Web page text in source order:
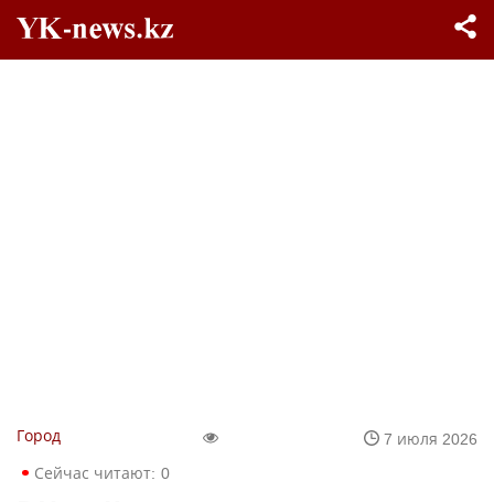
Город
7 июля 2026
Сейчас читают: 0